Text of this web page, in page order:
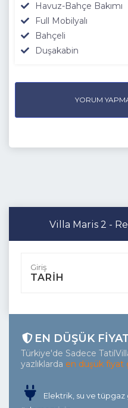
Havuz-Bahçe Bakımı
Full Mobilyalı
Bahçeli
Duşakabin
YORUM
Villa Maris 2 -
TARİH
EN DÜŞÜK
Türkiye'de Sadece
yazlıklarda en düşük fiyat
Elektrik, su ve